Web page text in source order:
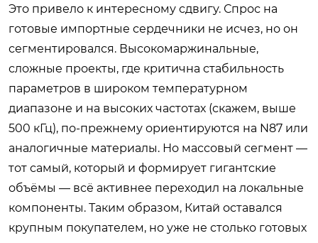
Это привело к интересному сдвигу. Спрос на
готовые импортные сердечники не исчез, но он
сегментировался. Высокомаржинальные,
сложные проекты, где критична стабильность
параметров в широком температурном
диапазоне и на высоких частотах (скажем, выше
500 кГц), по-прежнему ориентируются на N87 или
аналогичные материалы. Но массовый сегмент —
тот самый, который и формирует гигантские
объёмы — всё активнее переходил на локальные
компоненты. Таким образом, Китай оставался
крупным покупателем, но уже не столько готовых